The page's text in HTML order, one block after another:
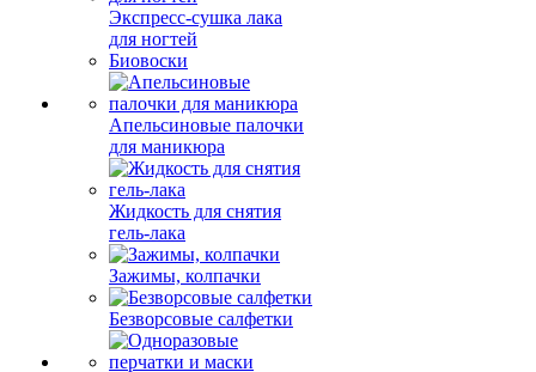
Экспресс-сушка лака
для ногтей
Биовоски
Апельсиновые палочки
для маникюра
Жидкость для снятия
гель-лака
Зажимы, колпачки
Безворсовые салфетки